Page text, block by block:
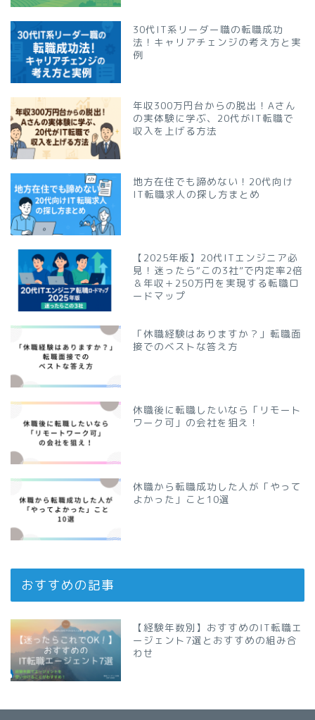
30代IT系リーダー職の転職成功
法！キャリアチェンジの考え方と実
例
年収300万円台からの脱出！Aさん
の実体験に学ぶ、20代がIT転職で
収入を上げる方法
地方在住でも諦めない！20代向け
IT転職求人の探し方まとめ
【2025年版】20代ITエンジニア必
見！迷ったら“この3社”で内定率2倍
＆年収＋250万円を実現する転職ロ
ードマップ
「休職経験はありますか？」転職面
接でのベストな答え方
休職後に転職したいなら「リモート
ワーク可」の会社を狙え！
休職から転職成功した人が「やって
よかった」こと10選
おすすめの記事
【経験年数別】おすすめのIT転職エ
ージェント7選とおすすめの組み合
わせ